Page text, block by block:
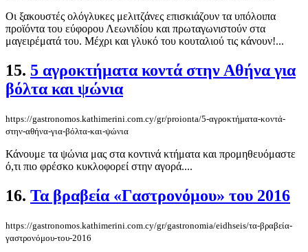
Οι ξακουστές ολόγλυκες μελιτζάνες επισκιάζουν τα υπόλοιπα
προϊόντα του εύφορου Λεωνιδίου και πρωταγωνιστούν στα
μαγειρέματά του. Μέχρι και γλυκό του κουταλιού τις κάνουν!...
15. 5 αγροκτήματα κοντά στην Αθήνα για
βόλτα και ψώνια
https://gastronomos.kathimerini.com.cy/gr/proionta/5-αγροκτήματα-κοντά-
στην-αθήνα-για-βόλτα-και-ψώνια
Κάνουμε τα ψώνια μας στα κοντινά κτήματα και προμηθευόμαστε
ό,τι πιο φρέσκο κυκλοφορεί στην αγορά....
16. Τα βραβεία «Γαστρονόμου» του 2016
https://gastronomos.kathimerini.com.cy/gr/gastronomia/eidhseis/τα-βραβεία-
γαστρονόμου-του-2016